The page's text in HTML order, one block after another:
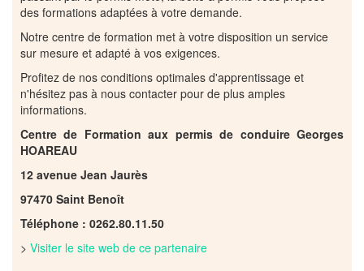
des formations adaptées à votre demande.
Notre centre de formation met à votre disposition un service
sur mesure et adapté à vos exigences.
Profitez de nos conditions optimales d'apprentissage et
n'hésitez pas à nous contacter pour de plus amples
informations.
Centre de Formation aux permis de conduire Georges
HOAREAU
12 avenue Jean Jaurès
97470 Saint Benoît
Téléphone : 0262.80.11.50
> Visiter le site web de ce partenaire